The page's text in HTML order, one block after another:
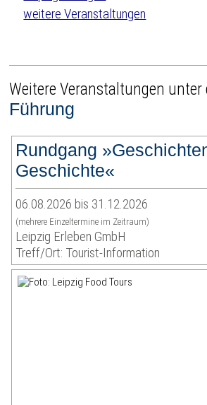
weitere Veranstaltungen
Weitere Veranstaltungen unter
Führung
Rundgang
Geschichte«
06.08.2026 bis 31.12.2026
(mehrere Einzeltermine im Zeitraum)
Leipzig Erleben GmbH
Treff/Ort: Tourist-Information